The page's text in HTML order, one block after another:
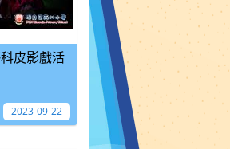
皮影戲活
2023-09-22